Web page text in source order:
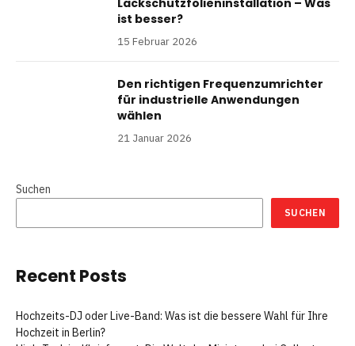
ist besser?
15 Februar 2026
Den richtigen Frequenzumrichter
für industrielle Anwendungen
wählen
21 Januar 2026
Suchen
SUCHEN
Recent Posts
Hochzeits-DJ oder Live-Band: Was ist die bessere Wahl für Ihre
Hochzeit in Berlin?